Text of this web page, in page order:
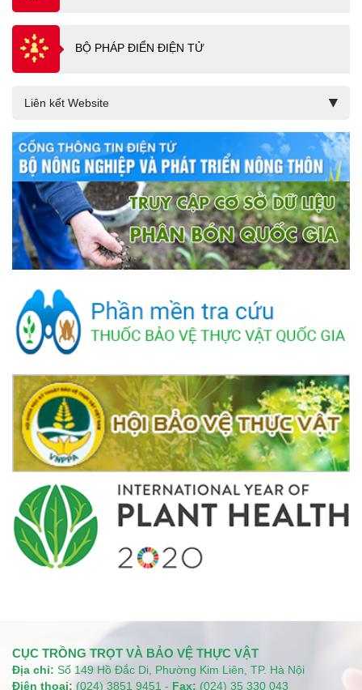
BỘ PHÁP ĐIỂN ĐIỆN TỬ
CỤC TRỒNG TRỌT VÀ BẢO VỆ THỰC VẬT
Địa chỉ: Số 149 Hồ Đắc Di, Phường Kim Liên, TP. Hà Nội
Điện thoại: (024) 3851 9451 - Fax: (024) 35 330 043